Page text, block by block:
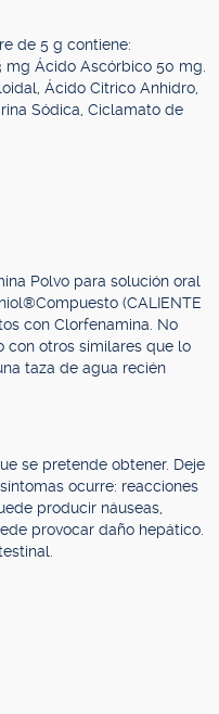
de 5 g contiene:
Ácido Ascórbico 50 mg.
Ácido Citrico Anhidro,
Sódica, Ciclamato de
Polvo para solución oral
(CALIENTE
con Clorfenamina. No
con otros similares que lo
taza de agua recién
se pretende obtener. Deje
ocurre: reacciones
producir náuseas,
provocar daño hepático.